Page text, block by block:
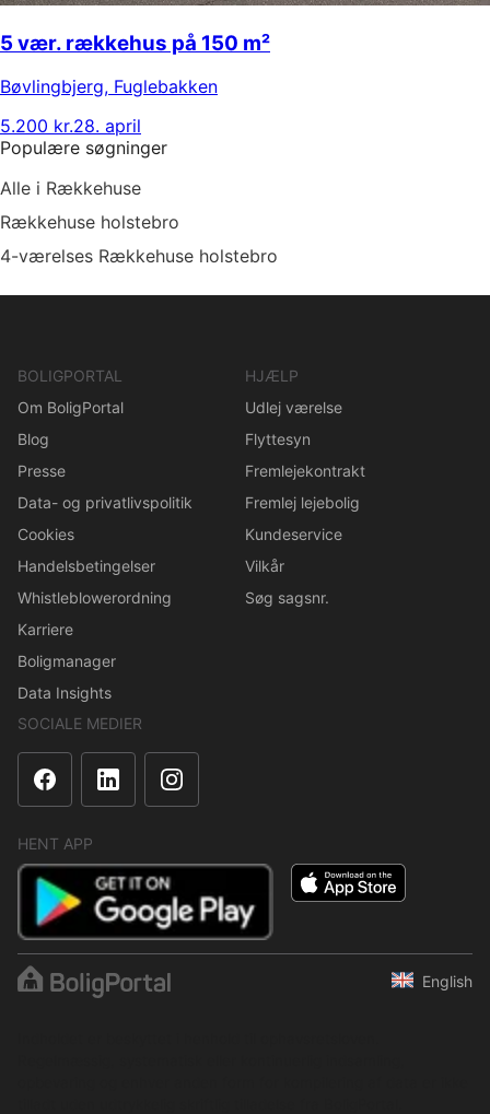
5 vær. rækkehus på 150 m²
Bøvlingbjerg, Fuglebakken
5.200 kr.28. april
Populære søgninger
Alle i Rækkehuse
Rækkehuse holstebro
4-værelses Rækkehuse holstebro
BOLIGPORTAL
Om BoligPortal
Blog
Presse
Data- og privatlivspolitik
Cookies
Handelsbetingelser
Whistleblowerordning
Karriere
Boligmanager
Data Insights
HJÆLP
Udlej værelse
Flyttesyn
Fremlejekontrakt
Fremlej lejebolig
Kundeservice
Vilkår
Søg sagsnr.
SOCIALE MEDIER
HENT APP
English